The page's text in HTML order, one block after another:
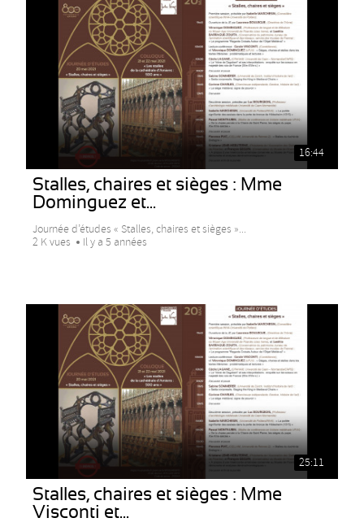
16:44
Stalles, chaires et sièges : Mme
Dominguez et...
Journée d’études « Stalles, chaires et sièges »...
2 K vues
Il y a 5 années
25:11
Stalles, chaires et sièges : Mme
Visconti et...